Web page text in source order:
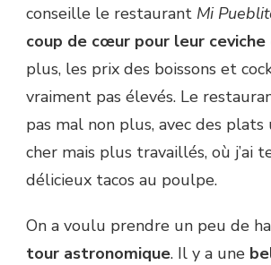
conseille le restaurant Mi
coup de cœur pour leur
plus, les prix des boissons et
vraiment pas élevés. Le
pas mal non plus, avec des
cher mais plus travaillés, où j’ai
délicieux tacos au poulpe.
On a voulu prendre un peu de
tour astronomique. Il y a une